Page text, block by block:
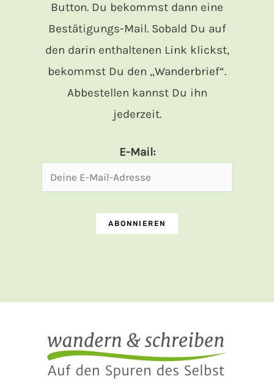
Button. Du bekommst dann eine
Bestätigungs-Mail. Sobald Du auf
den darin enthaltenen Link klickst,
bekommst Du den „Wanderbrief“.
Abbestellen kannst Du ihn
jederzeit.
E-Mail: